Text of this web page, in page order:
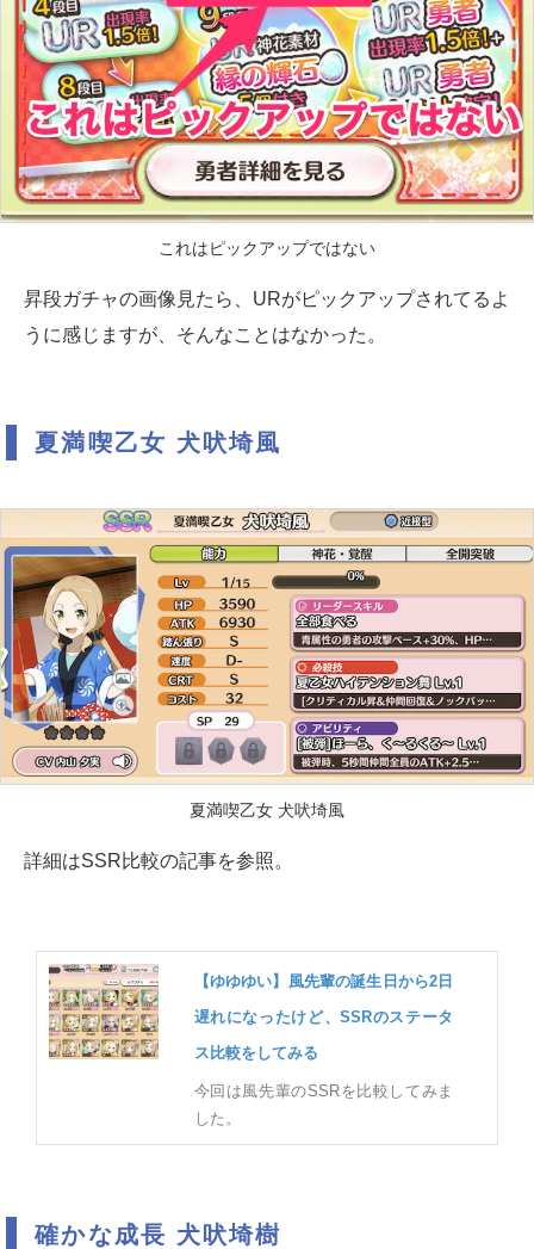
これはピックアップではない
昇段ガチャの画像見たら、URがピックアップされてるよ
うに感じますが、そんなことはなかった。
夏満喫乙女 犬吠埼風
夏満喫乙女 犬吠埼風
詳細はSSR比較の記事を参照。
【ゆゆゆい】風先輩の誕生日から2日
遅れになったけど、SSRのステータ
ス比較をしてみる
今回は風先輩のSSRを比較してみま
した。
確かな成長 犬吠埼樹